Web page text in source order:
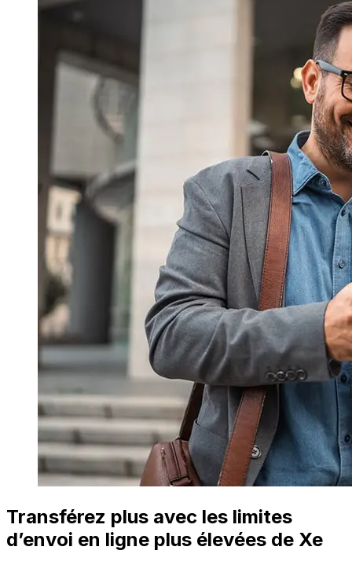
Transférez plus avec les limites
d’envoi en ligne plus élevées de Xe